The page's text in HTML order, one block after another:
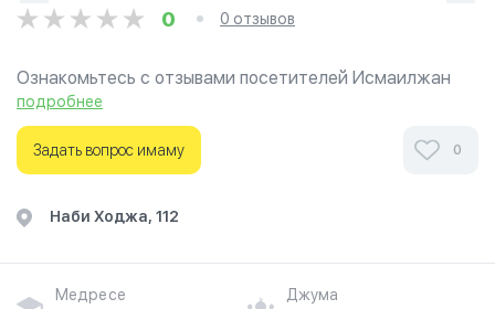
0 0 отзывов
Ознакомьтесь с отзывами посетителей Исмаилжан
кары в г.Ош на фотографиях и узнайте о часах работы.
Ваше духовное путешествие начинается здесь.
подробнее
Задать вопрос имаму 0
​Наби Ходжа, 112​
Медресе
Джума